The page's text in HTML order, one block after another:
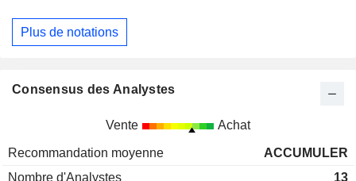
Plus de notations
Consensus des Analystes
Vente Achat
Recommandation moyenne
ACCUMULER
Nombre d'Analystes
13